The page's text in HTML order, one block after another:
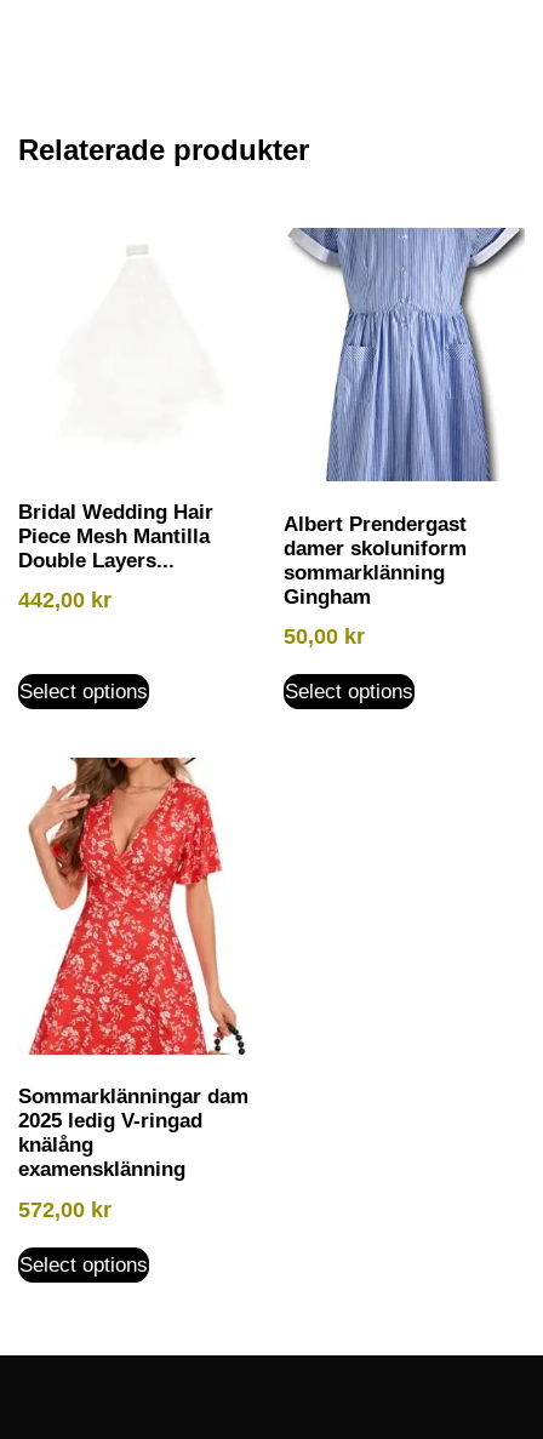
Relaterade produkter
Bridal Wedding Hair
Piece Mesh Mantilla
Double Layers...
442,00 kr
Select options
Albert Prendergast
damer skoluniform
sommarklänning
Gingham
50,00 kr
Select options
Sommarklänningar dam
2025 ledig V-ringad
knälång
examensklänning
572,00 kr
Select options